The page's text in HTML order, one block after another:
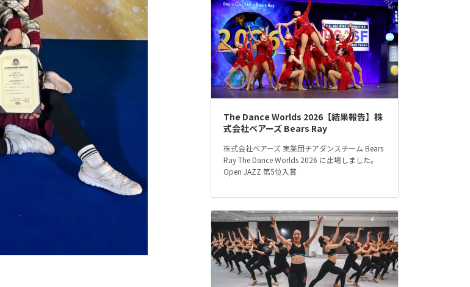
The Dance Worlds 2026【結果報告】株
式会社ベアーズ Bears Ray
株式会社ベアーズ 実業団チアダンスチーム Bears
Ray The Dance Worlds 2026 に出場しました。
Open JAZZ 第5位入賞